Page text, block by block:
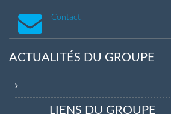
Contact
ACTUALITÉS DU GROUPE
LIENS DU GROUPE